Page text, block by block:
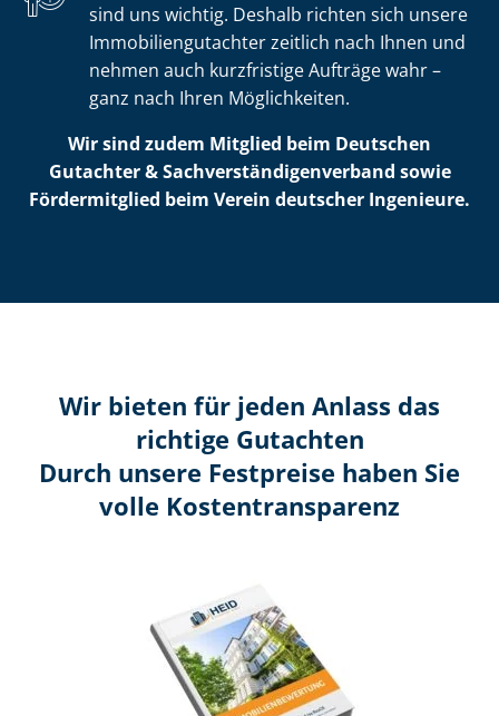
sind uns wichtig. Deshalb richten sich unsere
Im­mo­bi­li­en­gut­ach­ter zeitlich nach Ihnen und
nehmen auch kurzfristige Aufträge wahr –
ganz nach Ihren Möglichkeiten.
Wir sind zudem Mitglied beim Deutschen
Gutachter & Sach­ver­stän­di­gen­ver­band sowie
Fördermitglied beim Verein deutscher Ingenieure.
Wir bieten für jeden Anlass das
richtige Gutachten
Durch unsere Festpreise haben Sie
volle Kosten­transparenz